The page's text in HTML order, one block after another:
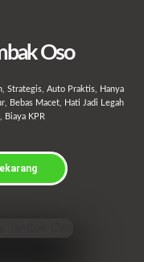
Oso
Strategis, Auto Praktis, Hanya
Bebas Macet, Hati Jadi Legah
Biaya KPR